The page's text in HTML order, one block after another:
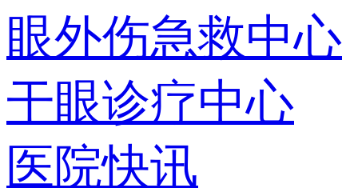
眼外伤急救中心
干眼诊疗中心
医院快讯